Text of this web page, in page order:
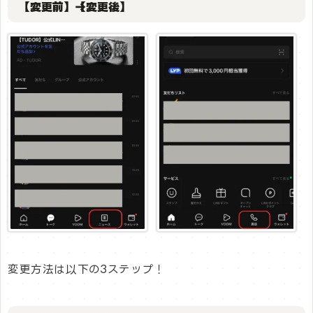
【変更前】→【変更後】
変更方法は以下の3ステップ！